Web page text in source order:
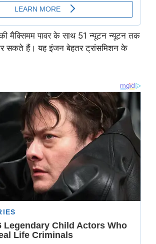
मैक्सिमम पावर के साथ 51 न्यूटन न्यूटन तक
सकते हैं। यह इंजन बेहतर ट्रांसमिशन के